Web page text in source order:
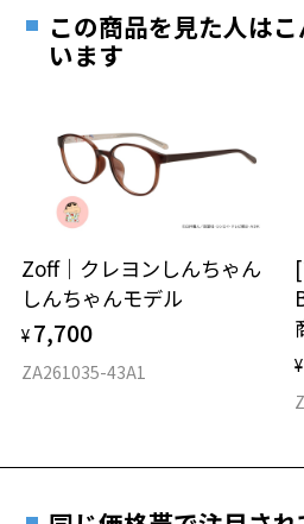
ZJ71017-D-1：アクセントにグリーンを
【スタイリングポイント】
ビジネスファッションにもボストンメ
ーデに仕上がります。
※柄や色味の出方に個体差があり、画像
Zoff SMART Skinny(ゾフ・スマート ス
仕上がり寸法
D 仕上がりの横幅：約139mm
7.7g
安心1 フレーム１年間品質
きます。
※保証期間内に交換が行われた場合
延長されません。
安心2 視力測定無料
視力の変化を早めに発見する
力測定をおすすめいたします
安心3 かかり具合調整無料
す。
ご希望のお客さまは、「レンズ交
最寄りのZoff実店舗にてレンズを
※サングラスやパッケージ品では
談ください。
＜メガネの度数情報がわからない方へ
オンラインストアでフレームのみ
実店舗で度付きにできます
ご購入時に「レンズ交換券」をお
度数を測定のうえ、度付きレンズ
お近くのZoff実店舗にて度数を測
この商品を見た人は
います
Zoff｜クレヨンしんちゃん
しんちゃんモデル
¥ 7,700
ZA261035-43A1 ¥